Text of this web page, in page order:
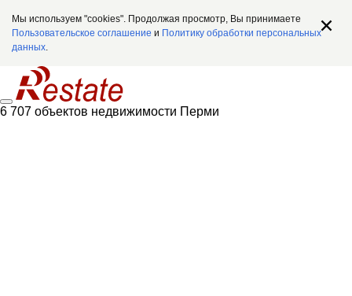
Мы используем "cookies". Продолжая просмотр, Вы принимаете
Пользовательское соглашение и Политику обработки персональных
данных.
6 707 объектов недвижимости Перми